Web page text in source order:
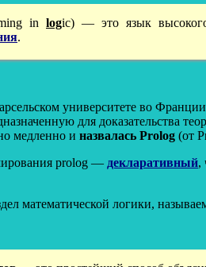
in logic) — это язык
.
университете во Франции
для доказательства
медленно и назвалась Prolog (от
prolog — декларативный,
математической логики,